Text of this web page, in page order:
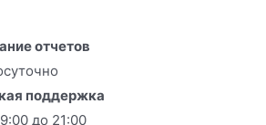
отчетов
поддержка
до 21:00